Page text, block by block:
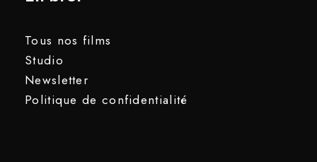
Tous nos films
Studio
Newsletter
Politique de confidentialité